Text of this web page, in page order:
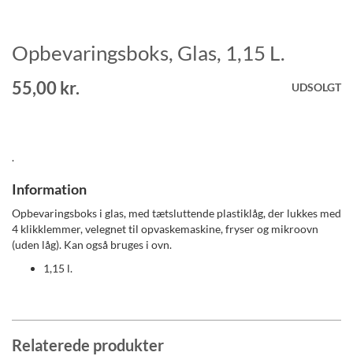
Gå
til
starten
af
Opbevaringsboks, Glas, 1,15 L.
55,00 kr. UDSOLGT
.
Information
Opbevaringsboks i glas, med tætsluttende plastiklåg, der lukkes med
4 klikklemmer, velegnet til opvaskemaskine, fryser og mikroovn
(uden låg). Kan også bruges i ovn.
1,15 l.
Relaterede produkter